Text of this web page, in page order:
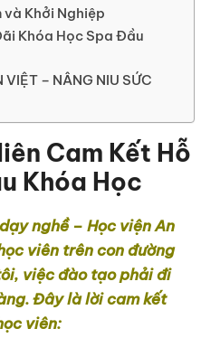
và Khởi Nghiệp
Khóa Học Spa Đầu
VIỆT – NÂNG NIU SỨC
Cam Kết Hỗ
Khóa Học
nghề – Học viện An
viên trên con đường
việc đào tạo phải đi
Đây là lời cam kết
viên: